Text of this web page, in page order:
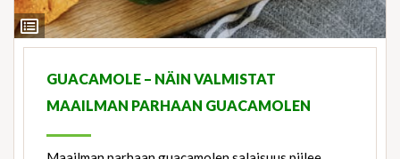
View
Ingredients
GUACAMOLE – NÄIN VALMISTAT
MAAILMAN PARHAAN GUACAMOLEN